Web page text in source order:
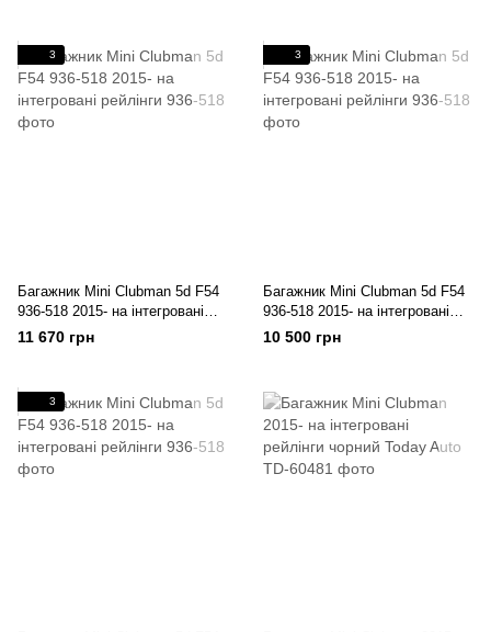
3
Багажник Mini Clubman 5d F54
936-518 2015- на інтегровані
рейлінги
11 670 грн
3
Багажник Mini Clubman 5d F54
936-518 2015- на інтегровані
рейлінги
10 500 грн
3